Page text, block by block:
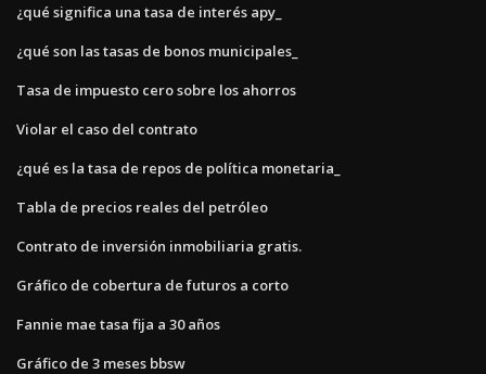
¿qué significa una tasa de interés apy_
¿qué son las tasas de bonos municipales_
Tasa de impuesto cero sobre los ahorros
Violar el caso del contrato
¿qué es la tasa de repos de política monetaria_
Tabla de precios reales del petróleo
Contrato de inversión inmobiliaria gratis.
Gráfico de cobertura de futuros a corto
Fannie mae tasa fija a 30 años
Gráfico de 3 meses bbsw